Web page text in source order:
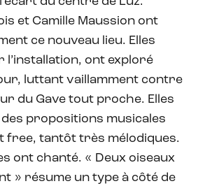
et Camille Maussion ont
ce nouveau lieu. Elles
l’installation, ont exploré
luttant vaillamment contre
du Gave tout proche. Elles
propositions musicales
free, tantôt très mélodiques.
ont chanté. « Deux oiseaux
» résume un type à côté de